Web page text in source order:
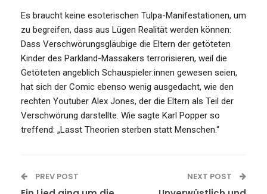
Es braucht keine esoterischen Tulpa-Manifestationen, um
zu begreifen, dass aus Lügen Realität werden können:
Dass Verschwörungsgläubige die Eltern der getöteten
Kinder des Parkland-Massakers terrorisieren, weil die
Getöteten angeblich Schauspieler:innen gewesen seien,
hat sich der Comic ebenso wenig ausgedacht, wie den
rechten Youtuber Alex Jones, der die Eltern als Teil der
Verschwörung darstellte. Wie sagte Karl Popper so
treffend: „Lasst Theorien sterben statt Menschen.“
PREV POST NEXT POST